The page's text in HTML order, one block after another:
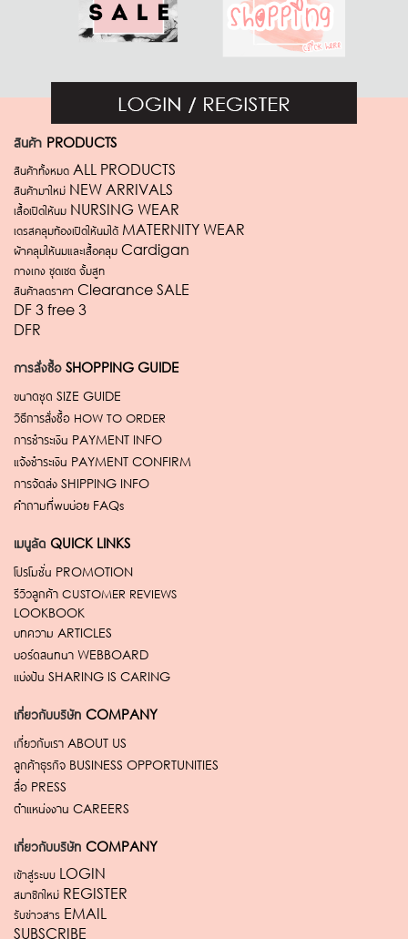
สินค้า PRODUCTS
สินค้าทั้งหมด ALL PRODUCTS
สินค้ามาใหม่ NEW ARRIVALS
เสื้อเปิดให้นม NURSING WEAR
เดรสคลุมท้องเปิดให้นมได้ MATERNITY WEAR
ผ้าคลุมให้นมและเสื้อคลุม Cardigan
กางเกง ชุดเซต จั้มสูท
สินค้าลดราคา Clearance SALE
DF 3 free 3
DFR
การสั่งซื้อ SHOPPING GUIDE
ขนาดชุด SIZE GUIDE
วิธีการสั่งซื้อ HOW TO ORDER
การชำระเงิน PAYMENT INFO
แจ้งชำระเงิน PAYMENT CONFIRM
การจัดส่ง SHIPPING INFO
คำถามที่พบบ่อย FAQs
เมนูลัด QUICK LINKS
โปรโมชั่น PROMOTION
รีวิวลูกค้า CUSTOMER REVIEWS
LOOKBOOK
บทความ ARTICLES
บอร์ดสนทนา WEBBOARD
แบ่งปัน SHARING IS CARING
เกี่ยวกับบริษัท COMPANY
เกี่ยวกับเรา ABOUT US
ลูกค้าธุรกิจ BUSINESS OPPORTUNITIES
สื่อ PRESS
ตำแหน่งงาน CAREERS
เกี่ยวกับบริษัท COMPANY
เข้าสู่ระบบ LOGIN
สมาชิกใหม่ REGISTER
รับข่าวสาร EMAIL
SUBSCRIBE